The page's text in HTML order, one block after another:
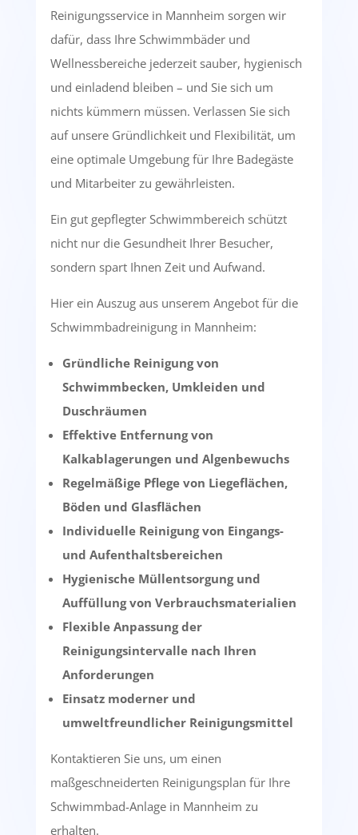
Reinigungsservice in Mannheim sorgen wir
dafür, dass Ihre Schwimmbäder und
Wellnessbereiche jederzeit sauber, hygienisch
und einladend bleiben – und Sie sich um
nichts kümmern müssen. Verlassen Sie sich
auf unsere Gründlichkeit und Flexibilität, um
eine optimale Umgebung für Ihre Badegäste
und Mitarbeiter zu gewährleisten.
Ein gut gepflegter Schwimmbereich schützt
nicht nur die Gesundheit Ihrer Besucher,
sondern spart Ihnen Zeit und Aufwand.
Hier ein Auszug aus unserem Angebot für die
Schwimmbadreinigung in Mannheim:
Gründliche Reinigung von
Schwimmbecken, Umkleiden und
Duschräumen
Effektive Entfernung von
Kalkablagerungen und Algenbewuchs
Regelmäßige Pflege von Liegeflächen,
Böden und Glasflächen
Individuelle Reinigung von Eingangs-
und Aufenthaltsbereichen
Hygienische Müllentsorgung und
Auffüllung von Verbrauchsmaterialien
Flexible Anpassung der
Reinigungsintervalle nach Ihren
Anforderungen
Einsatz moderner und
umweltfreundlicher Reinigungsmittel
Kontaktieren Sie uns, um einen
maßgeschneiderten Reinigungsplan für Ihre
Schwimmbad-Anlage in Mannheim zu
erhalten.